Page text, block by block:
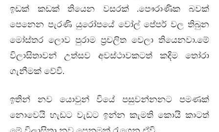
ඉඩක් කඩක් තියෙන වසරක් .පෞරාණික බවක්
පෙනෙන පැරණි යුරෝපයේ වෝල් පේපර් වල තිබුන
මෝස්‌තර ලොව පුරාම ප්‍රචලිත වෙලා තියෙනවා.මේ
විලාසිතාවන් උත්සව අවස්ථාවකටත් කදිම තෝරා
ගැනීමක් වේවි.
ඉතින් නව යොවුන් වියේ පසුවන්නනට පමණක්
නොවෙයි හැඩට වැඩට ඉන්න කැමති කොයි කාටත්